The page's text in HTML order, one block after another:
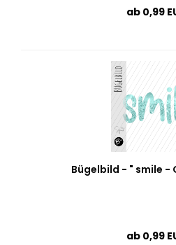
ab 0,99
Bügelbild - " smile
ab 0,99